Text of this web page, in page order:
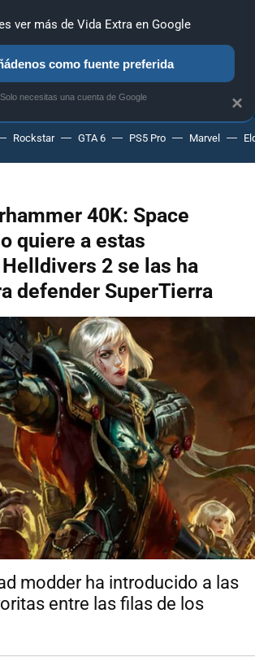
Y TRUCOS PC SONY NINTENDO
Rockstar GTA 6 PS5 Pro Marvel
40K: Space
quiere a estas
2 se las ha
defender SuperTierra
modder ha introducido a las
entre las filas de los
×
ver más de Vida Extra en Google
como fuente preferida
Solo necesitas una cuenta de Google